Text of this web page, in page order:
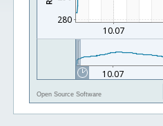
Open Source Software